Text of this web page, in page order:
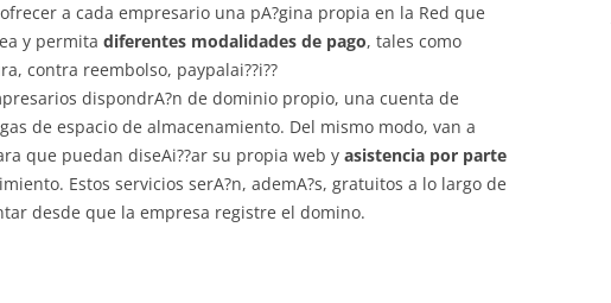
a cada empresario una pA?gina propia en la Red que
y permita diferentes modalidades de pago, tales como
contra reembolso, paypalai??i??
dispondrA?n de dominio propio, una cuenta de
de espacio de almacenamiento. Del mismo modo, van a
que puedan diseAi??ar su propia web y asistencia por parte
Estos servicios serA?n, ademA?s, gratuitos a lo largo de
desde que la empresa registre el domino.